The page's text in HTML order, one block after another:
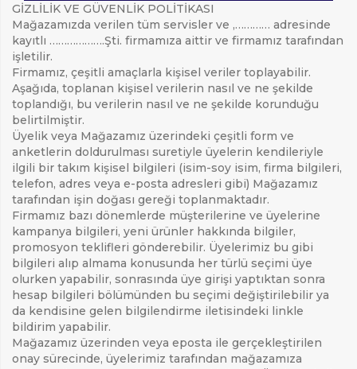
GİZLİLİK VE GÜVENLİK POLİTİKASI
Mağazamızda verilen tüm servisler ve ,………… adresinde
kayıtlı ……………….Şti. firmamıza aittir ve firmamız tarafından
işletilir.
Firmamız, çeşitli amaçlarla kişisel veriler toplayabilir.
Aşağıda, toplanan kişisel verilerin nasıl ve ne şekilde
toplandığı, bu verilerin nasıl ve ne şekilde korunduğu
belirtilmiştir.
Üyelik veya Mağazamız üzerindeki çeşitli form ve
anketlerin doldurulması suretiyle üyelerin kendileriyle
ilgili bir takım kişisel bilgileri (isim-soy isim, firma bilgileri,
telefon, adres veya e-posta adresleri gibi) Mağazamız
tarafından işin doğası gereği toplanmaktadır.
Firmamız bazı dönemlerde müşterilerine ve üyelerine
kampanya bilgileri, yeni ürünler hakkında bilgiler,
promosyon teklifleri gönderebilir. Üyelerimiz bu gibi
bilgileri alıp almama konusunda her türlü seçimi üye
olurken yapabilir, sonrasında üye girişi yaptıktan sonra
hesap bilgileri bölümünden bu seçimi değiştirilebilir ya
da kendisine gelen bilgilendirme iletisindeki linkle
bildirim yapabilir.
Mağazamız üzerinden veya eposta ile gerçekleştirilen
onay sürecinde, üyelerimiz tarafından mağazamıza